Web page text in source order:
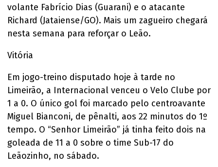
volante Fabrício Dias (Guarani) e o atacante
Richard (Jataiense/GO). Mais um zagueiro chegará
nesta semana para reforçar o Leão.
Vitória
Em jogo-treino disputado hoje à tarde no
Limeirão, a Internacional venceu o Velo Clube por
1 a 0. O único gol foi marcado pelo centroavante
Miguel Bianconi, de pênalti, aos 22 minutos do 1º
tempo. O “Senhor Limeirão” já tinha feito dois na
goleada de 11 a 0 sobre o time Sub-17 do
Leãozinho, no sábado.